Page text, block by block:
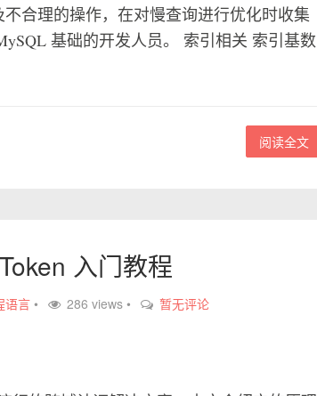
合理的操作，在对慢查询进行优化时收集
基础的开发人员。 索引相关 索引基数
阅读全文
入门教程
语言 • 286 views • 暂无评论